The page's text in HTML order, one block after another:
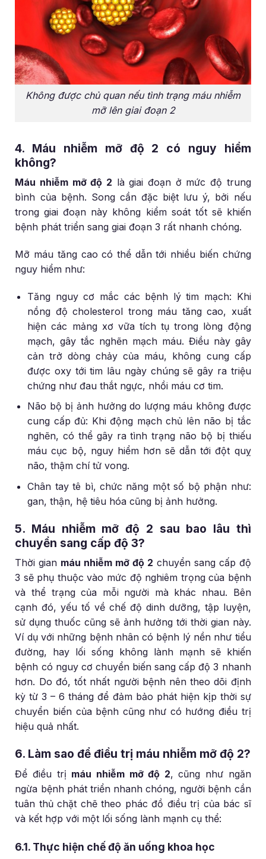
Không được chủ quan nếu tình trạng máu nhiễm
mỡ lên giai đoạn 2
4. Máu nhiễm mỡ độ 2 có nguy hiểm
không?
Máu nhiễm mỡ độ 2 là giai đoạn ở mức độ trung
bình của bệnh. Song cần đặc biệt lưu ý, bởi nếu
trong giai đoạn này không kiểm soát tốt sẽ khiến
bệnh phát triển sang giai đoạn 3 rất nhanh chóng.
Mỡ máu tăng cao có thể dẫn tới nhiều biến chứng
nguy hiểm như:
Tăng nguy cơ mắc các bệnh lý tim mạch: Khi
nồng độ cholesterol trong máu tăng cao, xuất
hiện các mảng xơ vữa tích tụ trong lòng động
mạch, gây tắc nghẽn mạch máu. Điều này gây
cản trở dòng chảy của máu, không cung cấp
được oxy tới tim lâu ngày chúng sẽ gây ra triệu
chứng như đau thắt ngực, nhồi máu cơ tim.
Não bộ bị ảnh hưởng do lượng máu không được
cung cấp đủ: Khi động mạch chủ lên não bị tắc
nghẽn, có thể gây ra tình trạng não bộ bị thiếu
máu cục bộ, nguy hiểm hơn sẽ dẫn tới đột quỵ
não, thậm chí tử vong.
Chân tay tê bì, chức năng một số bộ phận như:
gan, thận, hệ tiêu hóa cũng bị ảnh hưởng.
5. Máu nhiễm mỡ độ 2 sau bao lâu thì
chuyển sang cấp độ 3?
Thời gian máu nhiễm mỡ độ 2 chuyển sang cấp độ
3 sẽ phụ thuộc vào mức độ nghiêm trọng của bệnh
và thể trạng của mỗi người mà khác nhau. Bên
cạnh đó, yếu tố về chế độ dinh dưỡng, tập luyện,
sử dụng thuốc cũng sẽ ảnh hưởng tới thời gian này.
Ví dụ với những bệnh nhân có bệnh lý nền như tiểu
đường, hay lối sống không lành mạnh sẽ khiến
bệnh có nguy cơ chuyển biến sang cấp độ 3 nhanh
hơn. Do đó, tốt nhất người bệnh nên theo dõi định
kỳ từ 3 – 6 tháng để đảm bảo phát hiện kịp thời sự
chuyển biến của bệnh cũng như có hướng điều trị
hiệu quả nhất.
6. Làm sao để điều trị máu nhiễm mỡ độ 2?
Để điều trị máu nhiễm mỡ độ 2, cũng như ngăn
ngừa bệnh phát triển nhanh chóng, người bệnh cần
tuân thủ chặt chẽ theo phác đồ điều trị của bác sĩ
và kết hợp với một lối sống lành mạnh cụ thể:
6.1. Thực hiện chế độ ăn uống khoa học